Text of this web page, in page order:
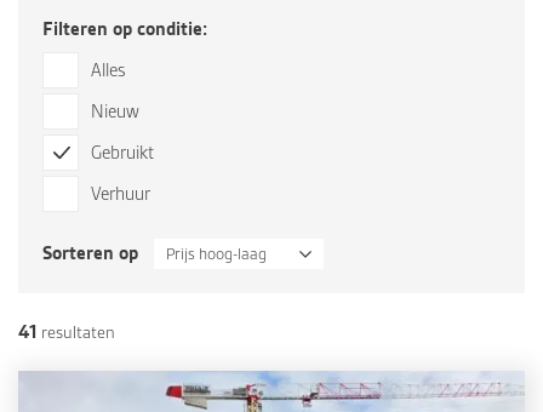
Filteren op conditie:
Alles
Nieuw
Gebruikt
Verhuur
Sorteren op Prijs hoog-laag
41 resultaten